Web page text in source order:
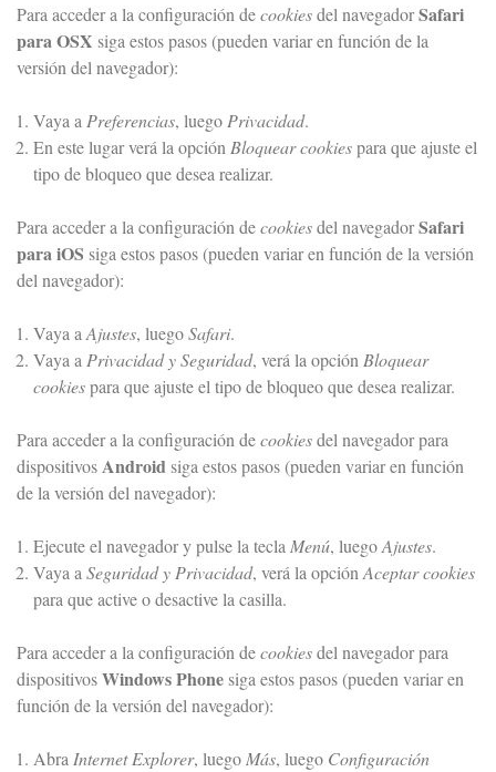
Para acceder a la configuración decookiesdel navegadorSafari
para OSX siga estos pasos (pueden variar en función de la
versión del navegador):
Vaya aPreferencias, luegoPrivacidad.
En este lugar verá la opciónBloquear cookiespara que ajuste el
tipo de bloqueo que desea realizar.
Para acceder a la configuración decookiesdel navegadorSafari
para iOS siga estos pasos (pueden variar en función de la versión
del navegador):
Vaya aAjustes, luegoSafari.
Vaya aPrivacidad y Seguridad, verá la opciónBloquear
cookiespara que ajuste el tipo de bloqueo que desea realizar.
Para acceder a la configuración decookiesdel navegador para
dispositivosAndroid siga estos pasos (pueden variar en función
de la versión del navegador):
Ejecute el navegador y pulse la teclaMenú, luegoAjustes.
Vaya aSeguridad y Privacidad, verá la opciónAceptar cookies
para que active o desactive la casilla.
Para acceder a la configuración decookiesdel navegador para
dispositivosWindows Phone siga estos pasos (pueden variar en
función de la versión del navegador):
AbraInternet Explorer, luegoMás, luego Configuración